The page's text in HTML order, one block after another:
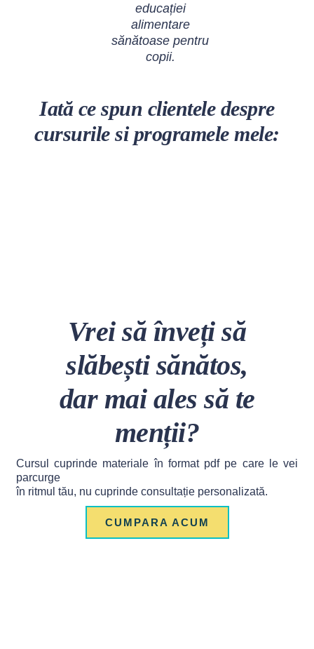
educației
alimentare
sănătoase pentru
copii.
Iată ce spun clientele despre
cursurile si programele mele:
Vrei să înveți să
slăbești sănătos,
dar mai ales să te
menții?
Cursul cuprinde materiale în format pdf pe care le vei
parcurge
în ritmul tău, nu cuprinde consultație personalizată.
CUMPARA ACUM